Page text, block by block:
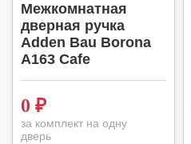
Межкомнатная
дверная ручка
Adden Bau Borona
A163 Cafe
0 ₽
за комплект на одну
дверь